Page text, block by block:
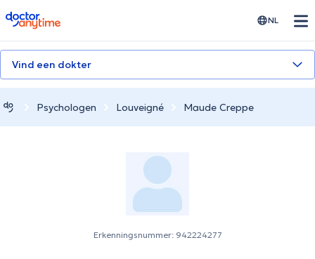
doctoranytime NL
Vind een dokter
Psychologen Louveigné Maude Creppe
Erkenningsnummer: 942224277